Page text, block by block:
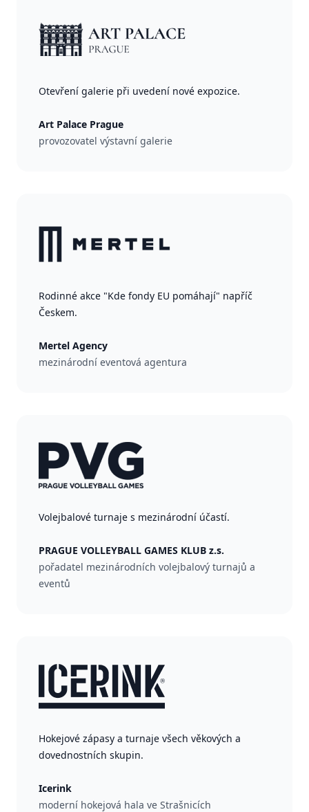
Otevření galerie při uvedení nové expozice.
Art Palace Prague
provozovatel výstavní galerie
Rodinné akce "Kde fondy EU pomáhají" napříč
Českem.
Mertel Agency
mezinárodní eventová agentura
Volejbalové turnaje s mezinárodní účastí.
PRAGUE VOLLEYBALL GAMES KLUB z.s.
pořadatel mezinárodních volejbalový turnajů a
eventů
Hokejové zápasy a turnaje všech věkových a
dovednostních skupin.
Icerink
moderní hokejová hala ve Strašnicích